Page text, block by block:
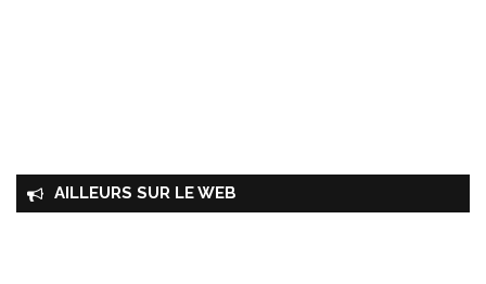
AILLEURS SUR LE WEB